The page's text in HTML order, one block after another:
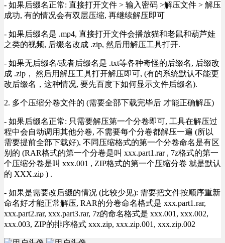
- 如果后缀名正常: 直接打开文件 > 输入密码 >解压文件 > 解压
成功, 有的情况会有双层压缩, 再继续解压即可
- 如果后缀名是 .mp4, 直接打开文件会播放猫和老鼠和葫芦娃
之类的视频, 后缀名改成 .zip, 然后用解压工具打开.
- 如果无后缀名/或者后缀名是 .txt等各种奇怪的后缀名, 后缀改
成 .zip， 然后用解压工具打开解压即可, (有的系统默认不能更
改后缀名，这种情况, 要先百度下如何显示文件后缀名).
2. 多个压缩分卷文件的 (需要全部下载完毕后 才能正确解压)
- 如果后缀名正常: 只需要解压第一个分卷即可, 工具在解压过
程中会自动调用其他分卷, 不需要每个分卷都解压一遍 (所以
需要提前全部下载好), 不同压缩格式的第一个分卷命名是有区
别的 (RAR格式的第一个分卷是叫 xxx.part1.rar , 7z格式的第一
个压缩分卷是叫 xxx.001 , ZIP格式的第一个压缩分卷 就是默认
的 XXX.zip ) .
- 如果是需要改后缀的情况 (比较少见): 需要把文件按顺序重新
命名好才能正常解压, RAR的分卷命名格式是 xxx.part1.rar,
xxx.part2.rar, xxx.part3.rar, 7z的命名格式是 xxx.001, xxx.002,
xxx.003, ZIP的排序格式 xxx.zip, xxx.zip.001, xxx.zip.002